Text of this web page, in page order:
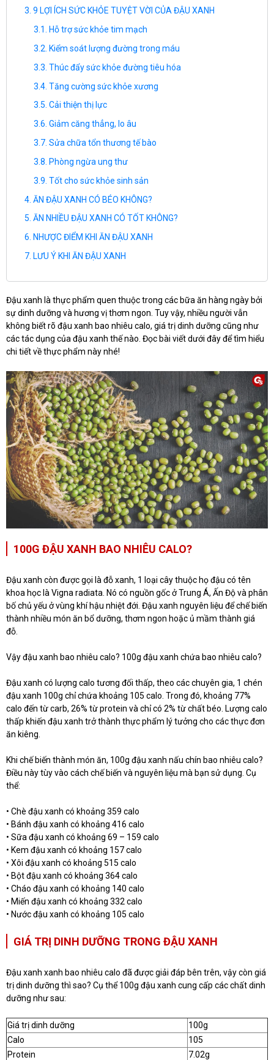
9 LỢI ÍCH SỨC KHỎE TUYỆT VỜI CỦA ĐẬU XANH
Hỗ trợ sức khỏe tim mạch
Kiểm soát lượng đường trong máu
Thúc đẩy sức khỏe đường tiêu hóa
Tăng cường sức khỏe xương
Cải thiện thị lực
Giảm căng thẳng, lo âu
Sửa chữa tổn thương tế bào
Phòng ngừa ung thư
Tốt cho sức khỏe sinh sản
ĂN ĐẬU XANH CÓ BÉO KHÔNG?
ĂN NHIỀU ĐẬU XANH CÓ TỐT KHÔNG?
NHƯỢC ĐIỂM KHI ĂN ĐẬU XANH
LƯU Ý KHI ĂN ĐẬU XANH
Đậu xanh là thực phẩm quen thuộc trong các bữa ăn hàng ngày bởi
sự dinh dưỡng và hương vị thơm ngon. Tuy vậy, nhiều người vẫn
không biết rõ đậu xanh bao nhiêu calo, giá trị dinh dưỡng cũng như
các tác dụng của đậu xanh thế nào. Đọc bài viết dưới đây để tìm hiểu
chi tiết về thực phẩm này nhé!
100G ĐẬU XANH BAO NHIÊU CALO?
Đậu xanh còn được gọi là đỗ xanh, 1 loại cây thuộc họ đậu có tên
khoa học là Vigna radiata. Nó có nguồn gốc ở Trung Á, Ấn Độ và phân
bố chủ yếu ở vùng khí hậu nhiệt đới. Đậu xanh nguyên liệu để chế biến
thành nhiều món ăn bổ dưỡng, thơm ngon hoặc ủ mầm thành giá
đỗ.
Vậy đậu xanh bao nhiêu calo? 100g đậu xanh chứa bao nhiêu calo?
Đậu xanh có lượng calo tương đối thấp, theo các chuyên gia, 1 chén
đậu xanh 100g chỉ chứa khoảng 105 calo. Trong đó, khoảng 77%
calo đến từ carb, 26% từ protein và chỉ có 2% từ chất béo. Lượng calo
thấp khiến đậu xanh trở thành thực phẩm lý tưởng cho các thực đơn
ăn kiêng.
Khi chế biến thành món ăn, 100g đậu xanh nấu chín bao nhiêu calo?
Điều này tùy vào cách chế biến và nguyên liệu mà bạn sử dụng. Cụ
thể:
• Chè đậu xanh có khoảng 359 calo
• Bánh đậu xanh có khoảng 416 calo
• Sữa đậu xanh có khoảng 69 – 159 calo
• Kem đậu xanh có khoảng 157 calo
• Xôi đậu xanh có khoảng 515 calo
• Bột đậu xanh có khoảng 364 calo
• Cháo đậu xanh có khoảng 140 calo
• Miến đậu xanh có khoảng 332 calo
• Nước đậu xanh có khoảng 105 calo
GIÁ TRỊ DINH DƯỠNG TRONG ĐẬU XANH
Đậu xanh xanh bao nhiêu calo đã được giải đáp bên trên, vậy còn giá
trị dinh dưỡng thì sao? Cụ thể 100g đậu xanh cung cấp các chất dinh
dưỡng như sau:
Giá trị dinh dưỡng
100g
Calo
105
Protein
7.02g